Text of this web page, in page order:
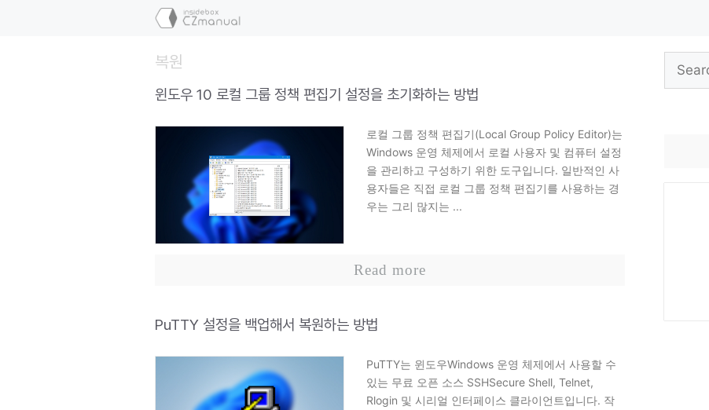
복원
윈도우 10 로컬 그룹 정책 편집기 설정을 초기화하는 방법
로컬 그룹 정책 편집기(Local Group Policy Editor)는
Windows 운영 체제에서 로컬 사용자 및 컴퓨터 설정
을 관리하고 구성하기 위한 도구입니다. 일반적인 사
용자들은 직접 로컬 그룹 정책 편집기를 사용하는 경
우는 그리 많지는 ...
Read more
PuTTY 설정을 백업해서 복원하는 방법
PuTTY는 윈도우Windows 운영 체제에서 사용할 수
있는 무료 오픈 소스 SSHSecure Shell, Telnet,
Rlogin 및 시리얼 인터페이스 클라이언트입니다. 작
for: